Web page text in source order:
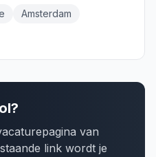
Amsterdam
van
link wordt je